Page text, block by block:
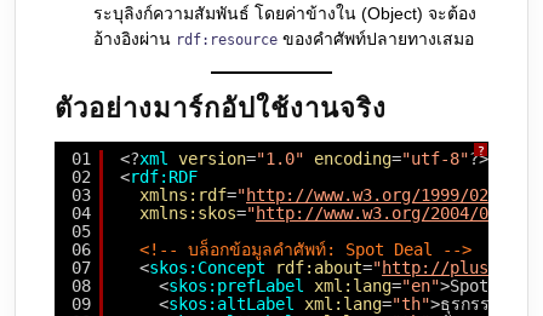
ระบุลิงก์ความสัมพันธ์ โดยค่าข้างใน (Object) จะต้อง
อ้างอิงผ่าน rdf:resource ของคำศัพท์ปลายทางเสมอ
ตัวอย่างมาร์กอัปใช้งานจริง
?
01
02
03
04
05
06
07
08
09
<?xml version="1.0" encoding="utf-8"?>
<rdf:RDF
xmlns:rdf="http://www.w3.org/1999/02/22-
xmlns:skos="http://www.w3.org/2004/02/
<!-- บล็อกข้อมูลคำศัพท์: Spot Deal -->
<skos:Concept rdf:about="http://
<skos:prefLabel xml:lang="en">Spot
<skos:altLabel xml:lang="th">ธุรกรรมซื้อข